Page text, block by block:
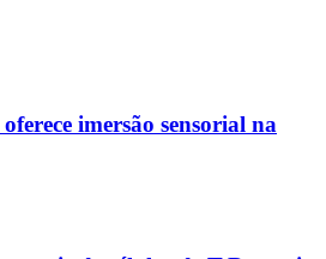
imersão sensorial na